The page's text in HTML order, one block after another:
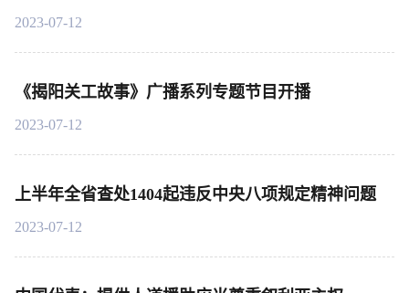
2023-07-12
《揭阳关工故事》广播系列专题节目开播
2023-07-12
上半年全省查处1404起违反中央八项规定精神问题
2023-07-12